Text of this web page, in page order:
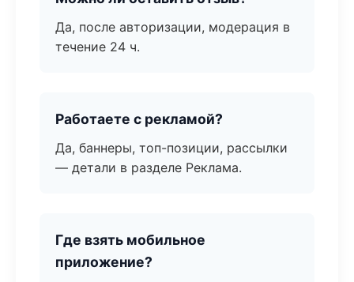
Да, после авторизации, модерация в
течение 24 ч.
Работаете с рекламой?
Да, баннеры, топ-позиции, рассылки
— детали в разделе Реклама.
Где взять мобильное
приложение?